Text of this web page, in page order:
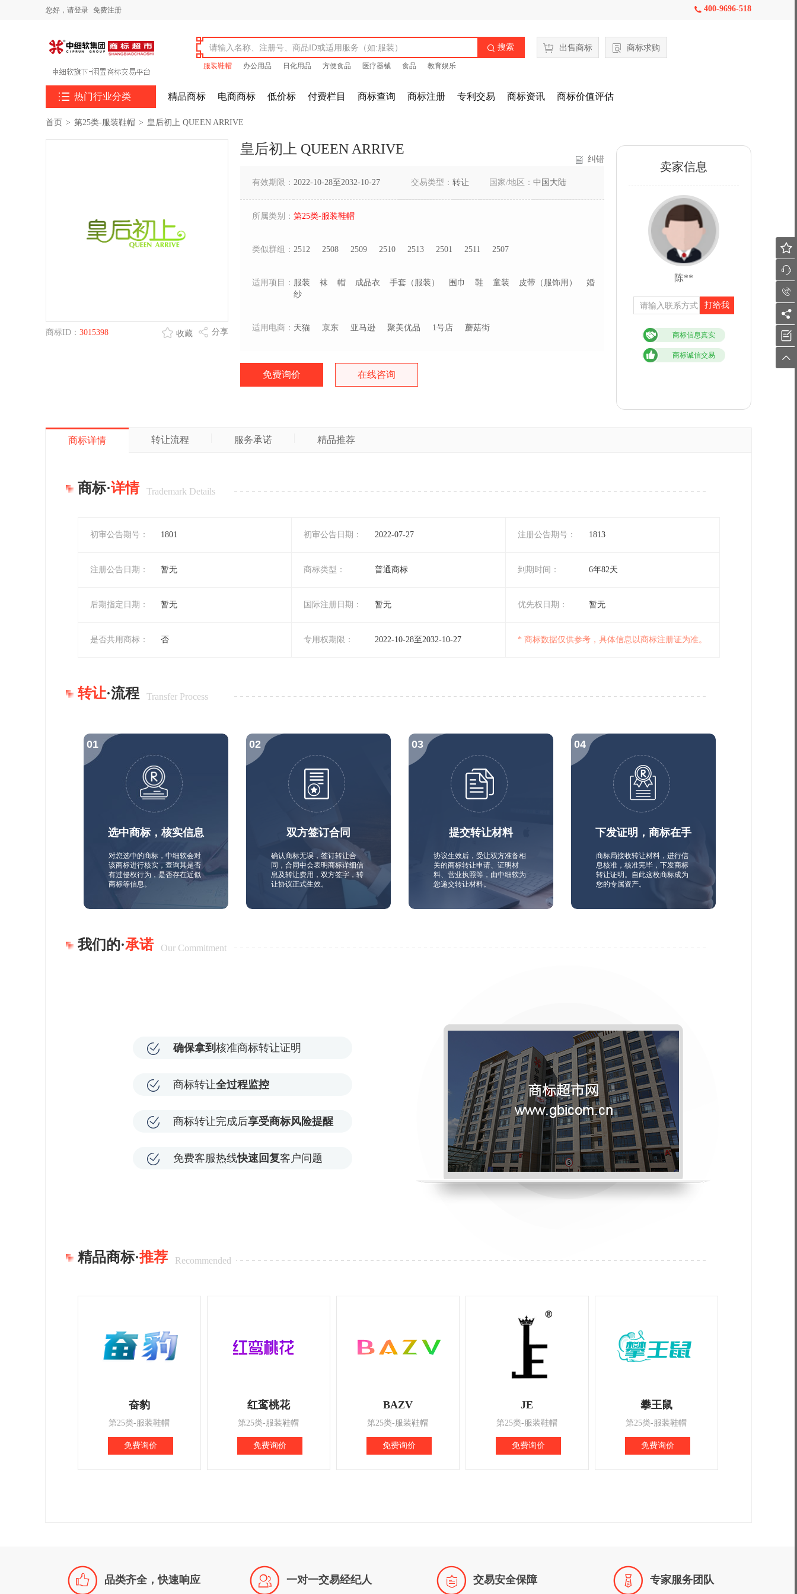
您好， 请登录 免费注册  400-9696-518
 搜索
服装鞋帽 办公用品 日化用品 方便食品 医疗器械 食品 教育娱乐
出售商标 商标求购
 热门行业分类 精品商标 电商商标 低价标 付费栏目 商标查询 商标注册 专利交易 商标资讯 商标价值评估
首页 > 第25类-服装鞋帽 > 皇后初上 QUEEN ARRIVE
商标ID： 3015398 分享
收藏
皇后初上 QUEEN ARRIVE
纠错
有效期限： 2022-10-28至2032-10-27 交易类型： 转让 国家/地区： 中国大陆
所属类别： 第25类-服装鞋帽
类似群组： 2512 2508 2509 2510 2513 2501 2511 2507
适用项目： 服装 袜 帽 成品衣 手套（服装） 围巾 鞋 童装 皮带（服饰用）
婚
纱
适用电商： 天猫 京东 亚马逊 聚美优品 1号店 蘑菇街
免费询价 在线咨询
卖家信息
陈**
打给我
商标信息真实
商标诚信交易
商标详情 转让流程 服务承诺 精品推荐
商标·详情 Trademark Details
初审公告期号： 1801 初审公告日期： 2022-07-27 注册公告期号： 1813
注册公告日期： 暂无 商标类型： 普通商标 到期时间： 6年82天
后期指定日期： 暂无 国际注册日期： 暂无 优先权日期： 暂无
是否共用商标： 否 专用权期限： 2022-10-28至2032-10-27 * 商标数据仅供参考，具体信息以商标注册证为准。
转让·流程 Transfer Process
选中商标，核实信息
对您选中的商标，中细软会对
该商标进行核实，查询其是否
有过侵权行为，是否存在近似
商标等信息。
双方签订合同
确认商标无误，签订转让合
同，合同中会表明商标详细信
息及转让费用，双方签字，转
让协议正式生效。
提交转让材料
协议生效后，受让双方准备相
关的商标转让申请、证明材
料、营业执照等，由中细软为
您递交转让材料。
下发证明，商标在手
商标局接收转让材料，进行信
息核准，核准完毕，下发商标
转让证明。自此这枚商标成为
您的专属资产。
我们的·承诺 Our Commitment
确保拿到 核准商标转让证明
商标转让全过程监控
商标转让完成后享受商标风险提醒
免费客服热线快速回复客户问题
精品商标·推荐 Recommended
奋豹
第25类-服装鞋帽
免费询价
红鸾桃花
第25类-服装鞋帽
免费询价
BAZV
第25类-服装鞋帽
免费询价
JE
第25类-服装鞋帽
免费询价
攀王鼠
第25类-服装鞋帽
免费询价
 品类齐全，快速响应  一对一交易经纪人  交易安全保障  专家服务团队





